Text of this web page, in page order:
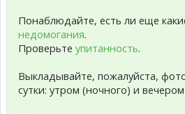
Понаблюдайте, есть ли еще
недомогания.
Проверьте упитанность.
Выкладывайте, пожалуйста,
сутки: утром (ночного) и